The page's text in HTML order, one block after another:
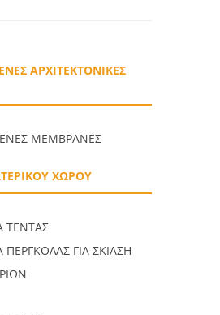
ΑΡΧΙΤΕΚΤΟΝΙΚΕΣ
ΜΕΜΒΡΑΝΕΣ
ΧΩΡΟΥ
ΤΕΝΤΑΣ
ΓΙΑ ΣΚΙΑΣΗ